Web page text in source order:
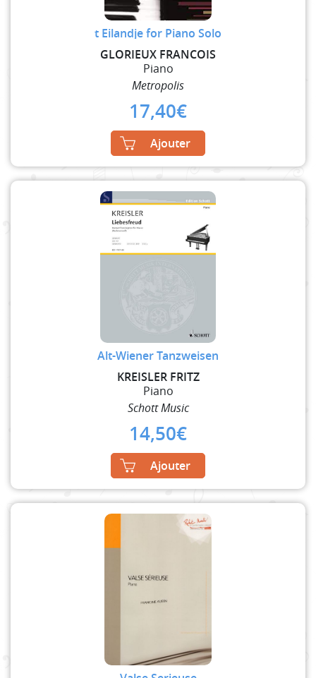
t Eilandje for Piano Solo
GLORIEUX FRANCOIS
Piano
Metropolis
17,40€
Ajouter
Alt-Wiener Tanzweisen
KREISLER FRITZ
Piano
Schott Music
14,50€
Ajouter